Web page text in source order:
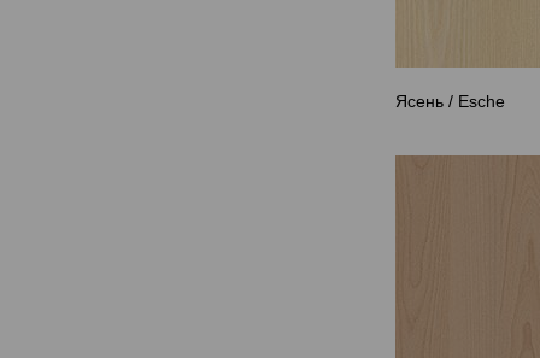
Ясень / Esche